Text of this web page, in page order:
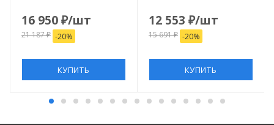
16 950₽/шт
21 187₽ -20%
КУПИТЬ
12 553 ₽/шт
15 691₽ -20%
КУПИТЬ